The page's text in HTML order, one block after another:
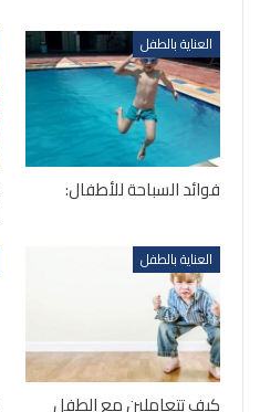
العناية بالطفل
فوائد السباحة للأطفال:
العناية بالطفل
كيف تتعاملين مع الطفل